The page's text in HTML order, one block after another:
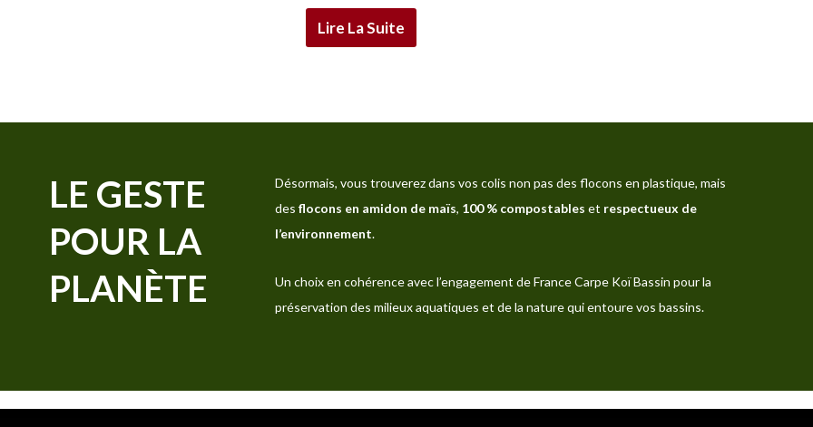
Lire La Suite
LE GESTE
POUR LA
PLANÈTE
Désormais, vous trouverez dans vos colis non pas des flocons en plastique, mais
desflocons en amidon de maïs, 100 % compostables et respectueux de
l’environnement.
Un choix en cohérence avec l’engagement de France Carpe Koï Bassin pour la
préservation des milieux aquatiques et de la nature qui entoure vos bassins.